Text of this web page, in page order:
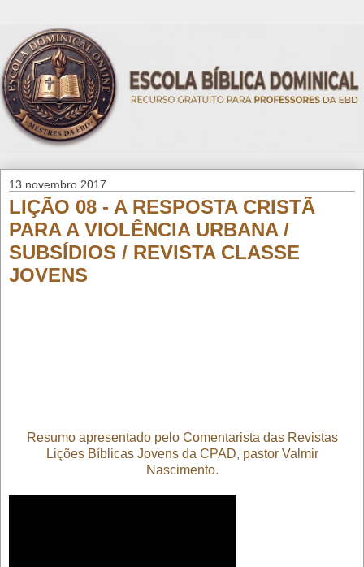
13 novembro 2017
LIÇÃO 08 - A RESPOSTA CRISTÃ
PARA A VIOLÊNCIA URBANA /
SUBSÍDIOS / REVISTA CLASSE
JOVENS
Resumo apresentado pelo Comentarista das Revistas
Lições Bíblicas Jovens da CPAD, pastor Valmir
Nascimento.